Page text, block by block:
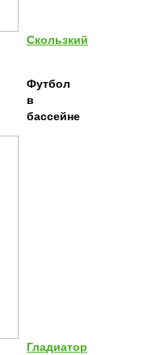
Скользкий
Футбол
в
бассейне
Гладиатор